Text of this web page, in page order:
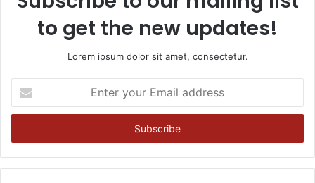
to get the new updates!
Lorem ipsum dolor sit amet, consectetur.
your
Email